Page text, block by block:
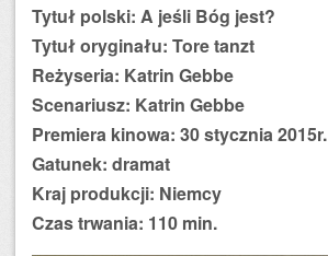
Tytuł polski: A jeśli Bóg jest?
Tytuł oryginału: Tore tanzt
Reżyseria: Katrin Gebbe
Scenariusz: Katrin Gebbe
Premiera kinowa: 30 stycznia 2015r.
Gatunek: dramat
Kraj produkcji: Niemcy
Czas trwania: 110 min.